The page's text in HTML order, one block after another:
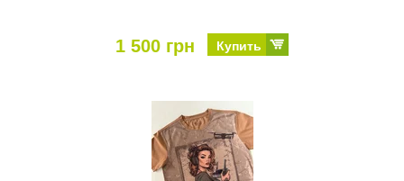
1 500 грн Купить